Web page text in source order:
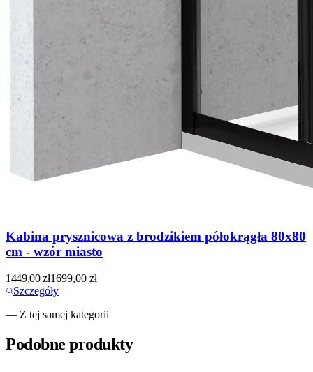
Kabina prysznicowa z brodzikiem półokrągła 80x80
cm - wzór miasto
1449,00zł1699,00zł
Szczegóły
— Z tej samej kategorii
Podobne produkty